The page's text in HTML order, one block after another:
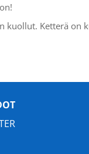
kuollut. Ketterä on